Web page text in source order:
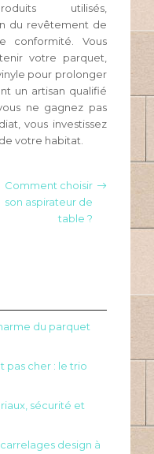
utilisés,
du revêtement de
conformité. Vous
votre parquet,
pour prolonger
un artisan qualifié
ne gagnez pas
vous investissez
votre habitat.
Comment choisir
son aspirateur de
table ?
du parquet
pas cher : le trio
sécurité et
design à